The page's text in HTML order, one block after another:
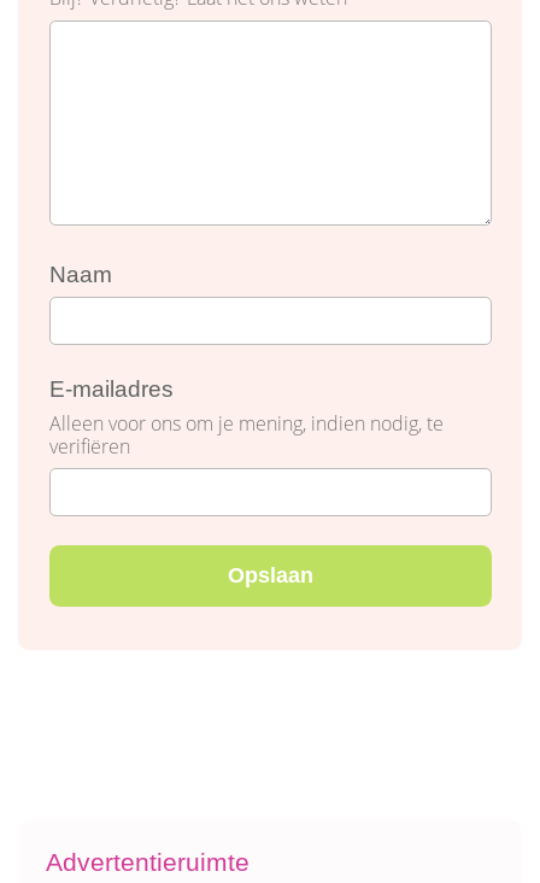
Naam
E-mailadres
Alleen voor ons om je mening, indien nodig, te
verifiëren
Advertentieruimte